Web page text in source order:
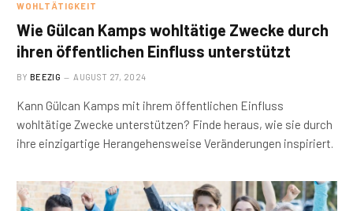
WOHLTÄTIGKEIT
Wie Gülcan Kamps wohltätige Zwecke durch
ihren öffentlichen Einfluss unterstützt
BY BEEZIG AUGUST 27, 2024
Kann Gülcan Kamps mit ihrem öffentlichen Einfluss
wohltätige Zwecke unterstützen? Finde heraus, wie sie durch
ihre einzigartige Herangehensweise Veränderungen inspiriert.